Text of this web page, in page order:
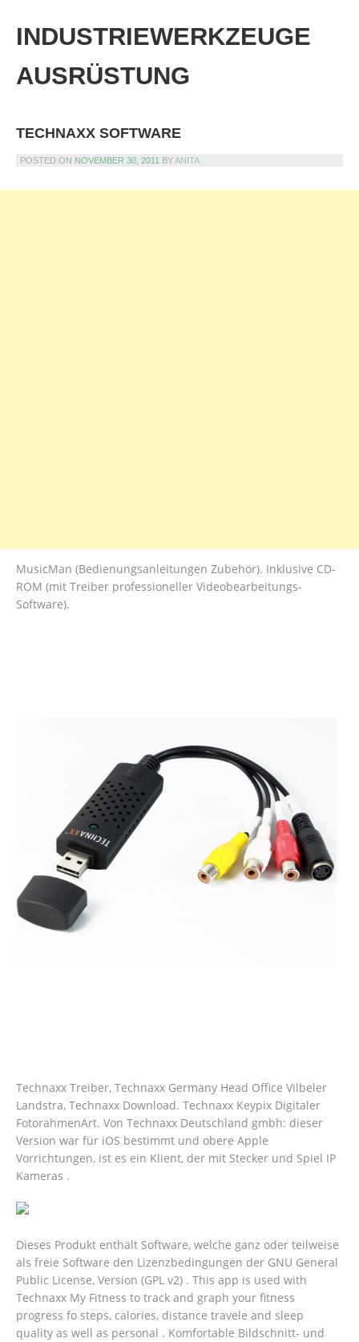
content
INDUSTRIEWERKZEUGE
AUSRÜSTUNG
TECHNAXX SOFTWARE
POSTED ON NOVEMBER 30, 2011 BYANITA
MusicMan (Bedienungsanleitungen Zubehör). Inklusive CD-
ROM (mit Treiber professioneller Videobearbeitungs-
Software).
Technaxx Treiber, Technaxx Germany Head Office Vilbeler
Landstra, Technaxx Download. Technaxx Keypix Digitaler
FotorahmenArt. Von Technaxx Deutschland gmbh: dieser
Version war für iOS bestimmt und obere Apple
Vorrichtungen, ist es ein Klient, der mit Stecker und Spiel IP
Kameras .
Dieses Produkt enthält Software, welche ganz oder teilweise
als freie Software den Lizenzbedingungen der GNU General
Public License, Version (GPL v2) . This app is used with
Technaxx My Fitness to track and graph your fitness
progress fo steps, calories, distance travele and sleep
quality as well as personal . Komfortable Bildschnitt- und